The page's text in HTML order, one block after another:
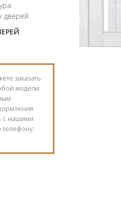
дверей
заказать
модели
с нашими